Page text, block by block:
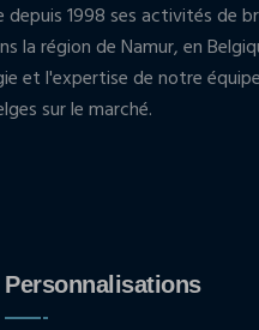
depuis 1998 ses activités de
la région de Namur, en
et l'expertise de notre
sur le marché.
Personnalisations